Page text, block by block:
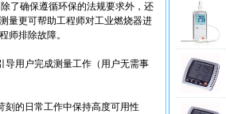
了确保遵循环保的法规要求外，还
量更可帮助工程师对工业燃烧器进
师排除故障。
导用户完成测量工作（用户无需事
刻的日常工作中保持高度可用性